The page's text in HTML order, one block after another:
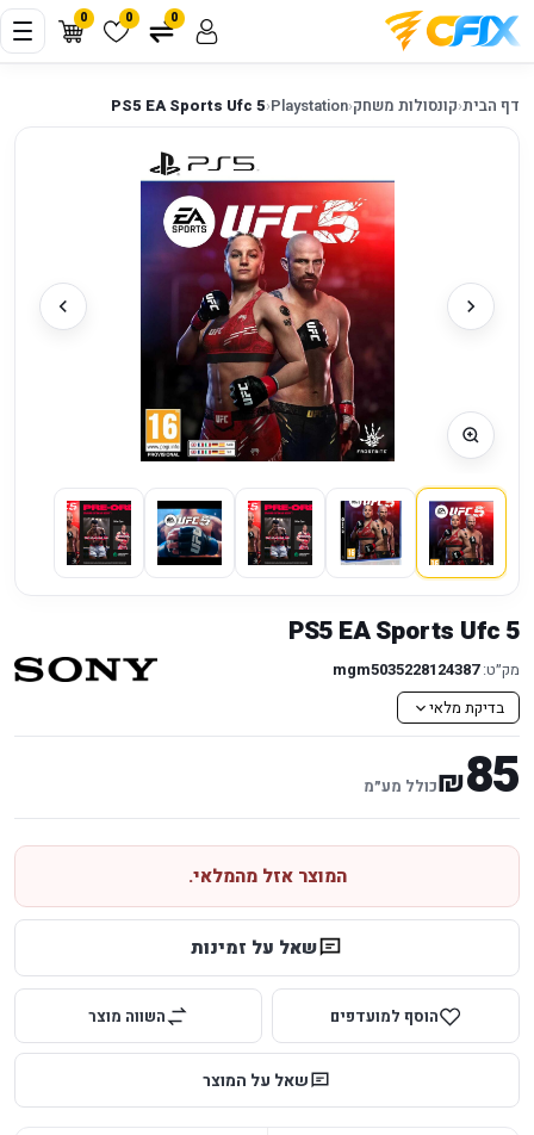
0 0 0
דף הבית‹קונסולות משחק‹
Playstation
‹
PS5 EA Sports Ufc 5
PS5 EA Sports Ufc 5
מק״ט:mgm5035228124387
בדיקת מלאי
85
₪כולל מע״מ
המוצר אזל מהמלאי.
שאל על זמינות
הוסף למועדפים השווה מוצר
שאל על המוצר